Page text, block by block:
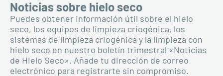
Noticias sobre hielo seco
Puedes obtener información útil sobre el hielo
seco, los equipos de limpieza criogénica, los
sistemas de limpieza criogénica y la limpieza con
hielo seco en nuestro boletín trimestral «Noticias
de Hielo Seco». Añade tu dirección de correo
electrónico para registrarte sin compromiso.